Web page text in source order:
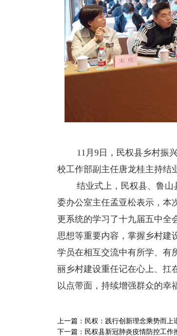
11月9日，民权县乡村振兴
校工作部副主任唐龙桂主持结
结业式上，民权县、鲁山县
委办公室主任孟亚松表示，本
更系统的学习了十九届五中全
思想等重要内容，掌握乡村建
学员在相互交流中有所学、有
丽乡村建设重任记在心上、扛
以点带面，持续增强群众的幸
上一篇： 民权：践行创新理念乘势而
下一篇： 民权县新冠肺炎疫情防控工作